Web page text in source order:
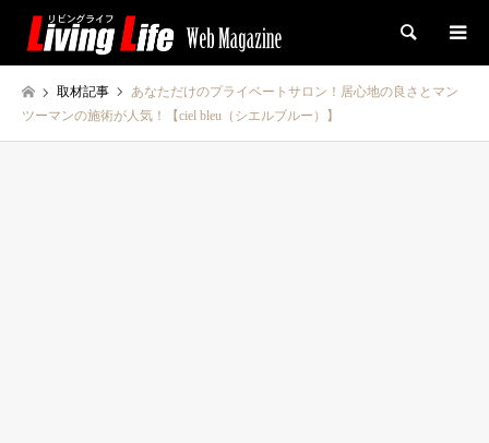
検索
取材記事
あなただけのプライベートサロン！居心地の良さとマン
ツーマンの施術が人気！【ciel bleu（シエルブルー）】